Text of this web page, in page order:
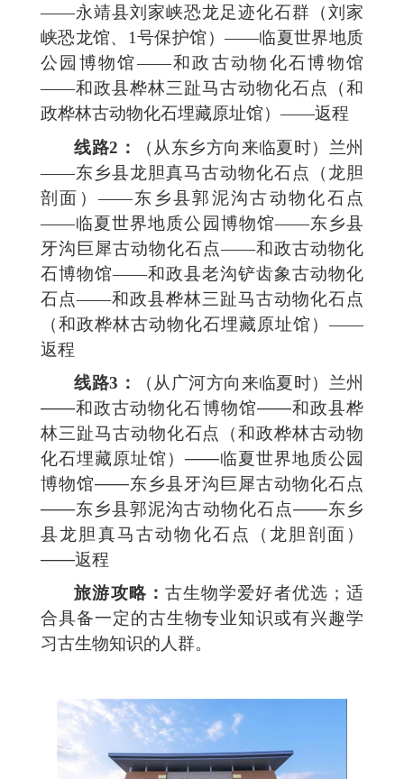
——永靖县刘家峡恐龙足迹化石群（刘家
峡恐龙馆、1号保护馆）——临夏世界地质
公园博物馆——和政古动物化石博物馆
——和政县桦林三趾马古动物化石点（和
政桦林古动物化石埋藏原址馆）——返程
线路2：
（从东乡方向来临夏时）兰州
——东乡县龙胆真马古动物化石点（龙胆
剖面）——东乡县郭泥沟古动物化石点
——临夏世界地质公园博物馆——东乡县
牙沟巨犀古动物化石点——和政古动物化
石博物馆——和政县老沟铲齿象古动物化
石点——和政县桦林三趾马古动物化石点
（和政桦林古动物化石埋藏原址馆）——
返程
线路3：
（从广河方向来临夏时）兰州
——和政古动物化石博物馆——和政县桦
林三趾马古动物化石点（和政桦林古动物
化石埋藏原址馆）——临夏世界地质公园
博物馆——东乡县牙沟巨犀古动物化石点
——东乡县郭泥沟古动物化石点——东乡
县龙胆真马古动物化石点（龙胆剖面）
——返程
旅游攻略： 古生物学爱好者优选；适
合具备一定的古生物专业知识或有兴趣学
习古生物知识的人群。